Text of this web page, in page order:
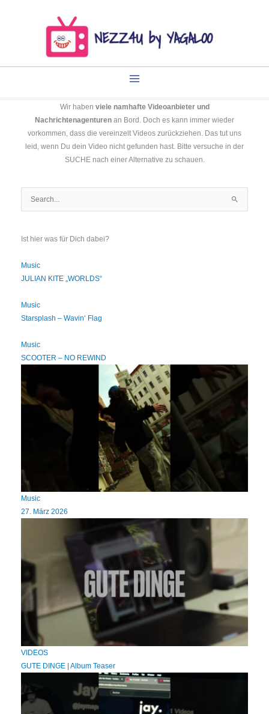
Wir haben viele namhafte Videoanbieter und
Nachrichtenagenturen an Bord. Doch es kann immer wieder
vorkommen, dass die vereinzelt Videos zurückziehen. Das tut uns
leid, wenn Du dein Video nicht gefunden hast. Bitte versuche in der
SUCHE nach einer Alternative zu schauen.
Ist hier was für Dich dabei?
Music
JULIAN KITE „WORLDS“
Music
Starsplash – Wavin‘ Flag
Music
SCOOTER – NO REWIND
Music
27. März 2026
VIDEOS
GUTE DINGE | Album Teaser